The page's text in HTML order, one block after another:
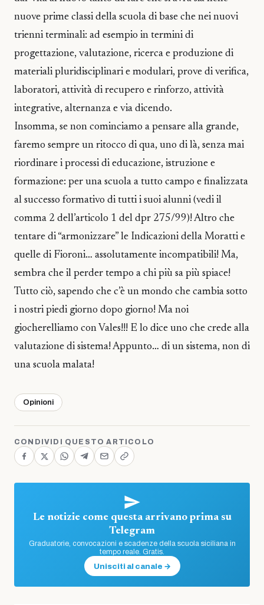
nuove prime classi della scuola di base che nei nuovi
trienni terminali: ad esempio in termini di
progettazione, valutazione, ricerca e produzione di
materiali pluridisciplinari e modulari, prove di verifica,
laboratori, attività di recupero e rinforzo, attività
integrative, alternanza e via dicendo.
Insomma, se non cominciamo a pensare alla grande,
faremo sempre un ritocco di qua, uno di là, senza mai
riordinare i processi di educazione, istruzione e
formazione: per una scuola a tutto campo e finalizzata
al successo formativo di tutti i suoi alunni (vedi il
comma 2 dell’articolo 1 del dpr 275/99)! Altro che
tentare di “armonizzare” le Indicazioni della Moratti e
quelle di Fioroni… assolutamente incompatibili! Ma,
sembra che il perder tempo a chi più sa più spiace!
Tutto ciò, sapendo che c’è un mondo che cambia sotto
i nostri piedi giorno dopo giorno! Ma noi
giocherelliamo con Vales!!! E lo dice uno che crede alla
valutazione di sistema! Appunto… di un sistema, non di
una scuola malata!
Opinioni
CONDIVIDI QUESTO ARTICOLO
Le notizie come questa arrivano prima su
Telegram
Graduatorie, convocazioni e scadenze della scuola siciliana in
tempo reale. Gratis.
Unisciti al canale →